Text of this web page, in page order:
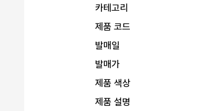
카테고리
제품 코드
발매일
발매가
제품 색상
제품 설명